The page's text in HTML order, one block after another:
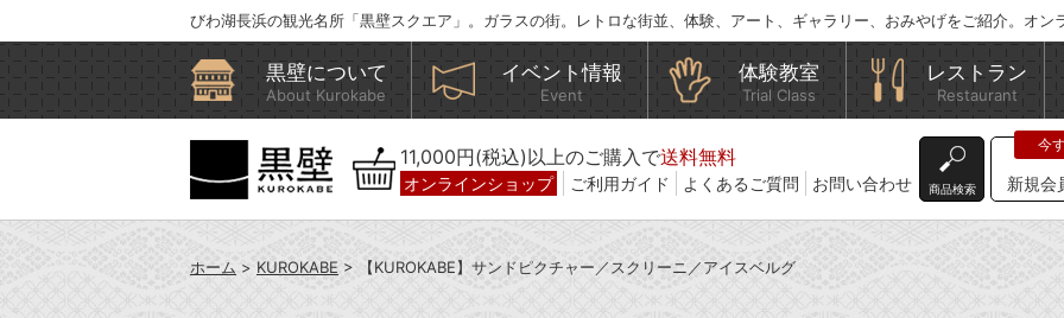
びわ湖長浜の観光名所「黒壁スクエア」。ガラスの街。レトロな街並、体験、アート、ギャラリー、おみやげをご紹介。オン
黒壁について
About Kurokabe
イベント情報
Event
体験教室
Trial Class
レストラン
Restaurant
11,000円(税込)以上のご購入で送料無料
オンラインショップ ご利用ガイド よくあるご質問 お問い合わせ 商品検索 新規会
ホーム > KUROKABE > 【KUROKABE】サンドピクチャー／スクリーニ／アイスベルグ